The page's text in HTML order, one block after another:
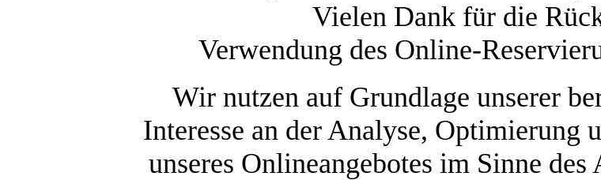
Vielen Dank für die
Verwendung des Online-
Wir nutzen auf Grundlage unserer
Interesse an der Analyse, Optimierung
unseres Onlineangebotes im Sinne